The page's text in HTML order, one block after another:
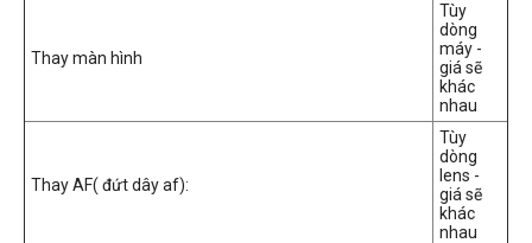
Thay màn hình
Tùy
dòng
máy -
giá sẽ
khác
nhau
Thay AF( đứt dây af):
Tùy
dòng
lens -
giá sẽ
khác
nhau